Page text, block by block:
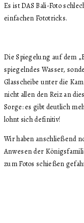
Es ist DAS Bali-Foto
einfachen Fototricks.
Die Spiegelung auf dem
spiegelndes Wasser,
Glasscheibe unter die
nicht allen den Reiz an
Sorge: es gibt deutlich
lohnt sich definitiv!
Wir haben anschließend
Anwesen der
zum Fotos schießen